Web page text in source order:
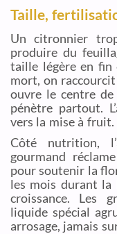
Taille,
Un citronnier
produire du
taille légère en fin
mort, on
ouvre le centre
pénètre partout.
vers la mise à fruit.
Côté nutrition,
gourmand
pour soutenir la
les mois durant la
croissance. Les
liquide spécial
arrosage, jamais